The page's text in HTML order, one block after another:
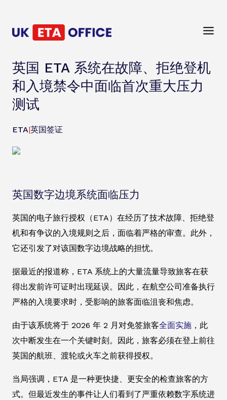
英国 ETA 系统在故障、拒绝登机
和入境禁令中面临首次重大压力
测试
ETA|英国签证
英国数字边境系统面临压力
英国的电子旅行授权（ETA）在经历了技术故障、拒绝登
机和有争议的入境规则之后，面临着严格的审查。此外，
它还引发了对该国数字边境战略的担忧。
据最近的报道称，ETA 系统上的大量流量导致旅客在获
得出发前许可证时出现延误。因此，在航空公司准备执行
严格的入境要求时，受影响的旅客面临沮丧和焦虑。
由于该系统将于 2026 年 2 月对免签旅客全面实施 ，此
次中断发生在一个关键时刻。因此，旅客必须在登上前往
英国的航班、渡轮或火车之前获得授权。
当局强调，ETA 是一种更快捷、更安全的检查旅客的方
式。但最近发生的事件让人们看到了严重依赖数字系统进